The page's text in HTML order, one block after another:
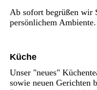
Ab sofort begrüßen wir
persönlichem Ambiente.
Küche
Unser "neues"
sowie neuen Gerichten